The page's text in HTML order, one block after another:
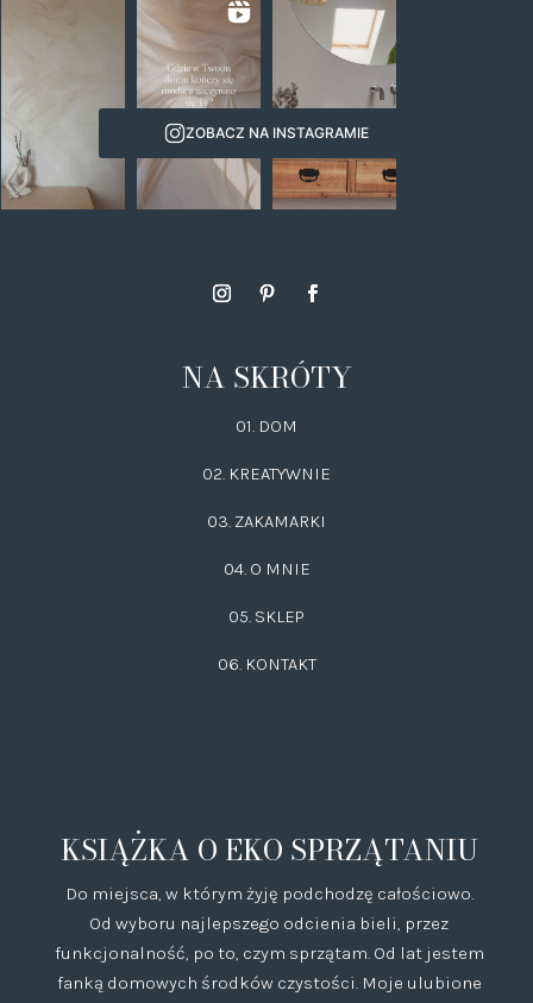
ZOBACZ NA INSTAGRAMIE
NA SKRÓTY
01. DOM
02. KREATYWNIE
03. ZAKAMARKI
04. O MNIE
05. SKLEP
06. KONTAKT
KSIĄŻKA O EKO SPRZĄTANIU
Do miejsca, w którym żyję podchodzę całościowo.
Od wyboru najlepszego odcienia bieli, przez
funkcjonalność, po to, czym sprzątam. Od lat jestem
fanką domowych środków czystości. Moje ulubione